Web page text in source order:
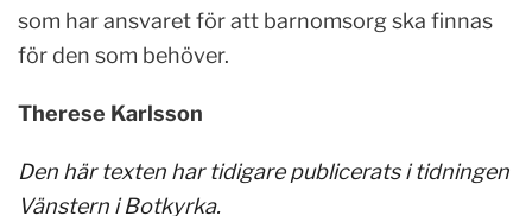
som har ansvaret för att barnomsorg ska finnas
för den som behöver.
Therese Karlsson
Den här texten har tidigare publicerats i tidningen
Vänstern i Botkyrka.